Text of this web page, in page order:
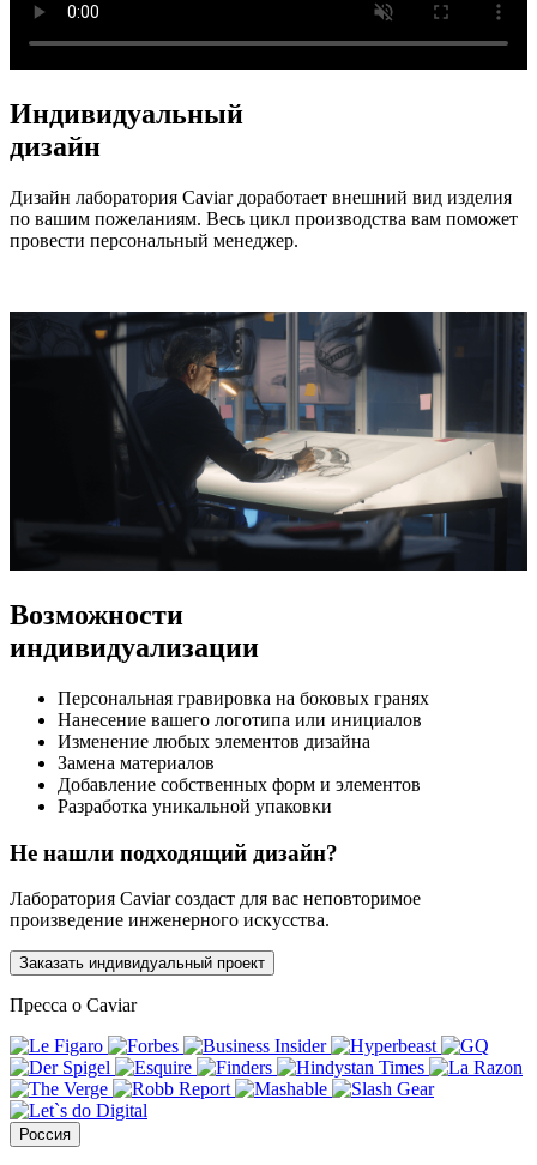
Индивидуальный
дизайн
Дизайн лаборатория Caviar доработает внешний вид изделия
по вашим пожеланиям. Весь цикл производства вам поможет
провести персональный менеджер.
Возможности
индивидуализации
Персональная гравировка на боковых гранях
Нанесение вашего логотипа или инициалов
Изменение любых элементов дизайна
Замена материалов
Добавление собственных форм и элементов
Разработка уникальной упаковки
Не нашли подходящий дизайн?
Лаборатория Caviar создаст для вас неповторимое
произведение инженерного искусства.
Заказать индивидуальный проект
Пресса о Caviar
Россия